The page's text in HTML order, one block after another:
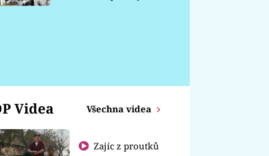
Videa Všechna videa
Zajíc z proutků